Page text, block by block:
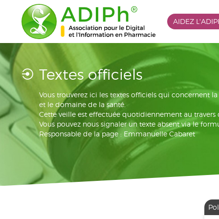
AIDEZ
Textes officiels
Vous trouverez ici les textes officiels qui concernent
et le domaine de la santé.
Cette veille est effectuée quotidiennement au travers
Vous pouvez nous signaler un texte absent via le
Responsable de la page : Emmanuelle Cabaret